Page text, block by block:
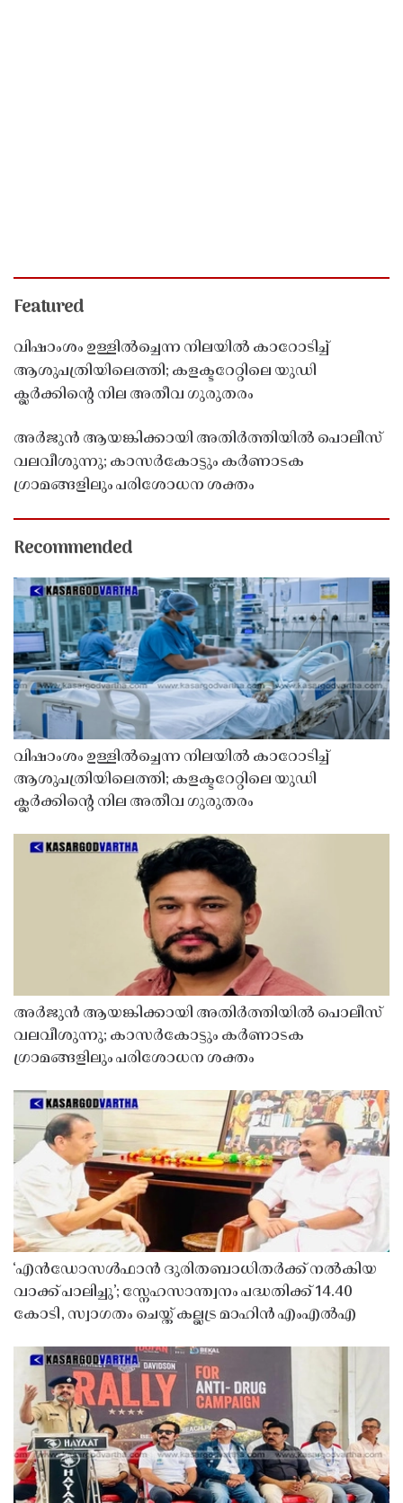
Featured
വിഷാംശം ഉള്ളിൽച്ചെന്ന നിലയിൽ കാറോടിച്ച്
ആശുപത്രിയിലെത്തി; കളക്ടറേറ്റിലെ യുഡി
ക്ലർക്കിൻ്റെ നില അതീവ ഗുരുതരം
അർജുൻ ആയങ്കിക്കായി അതിർത്തിയിൽ പൊലീസ്
വലവീശുന്നു; കാസർകോട്ടും കർണാടക
ഗ്രാമങ്ങളിലും പരിശോധന ശക്തം
Recommended
വിഷാംശം ഉള്ളിൽച്ചെന്ന നിലയിൽ കാറോടിച്ച്
ആശുപത്രിയിലെത്തി; കളക്ടറേറ്റിലെ യുഡി
ക്ലർക്കിൻ്റെ നില അതീവ ഗുരുതരം
അർജുൻ ആയങ്കിക്കായി അതിർത്തിയിൽ പൊലീസ്
വലവീശുന്നു; കാസർകോട്ടും കർണാടക
ഗ്രാമങ്ങളിലും പരിശോധന ശക്തം
‘എൻഡോസൾഫാൻ ദുരിതബാധിതർക്ക് നൽകിയ
വാക്ക് പാലിച്ചു’; സ്നേഹസാന്ത്വനം പദ്ധതിക്ക് 14.40
കോടി, സ്വാഗതം ചെയ്ത് കല്ലട്ര മാഹിൻ എംഎൽഎ